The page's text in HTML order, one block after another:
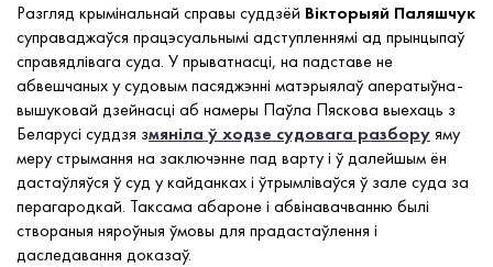
Разгляд крымінальнай справы суддзёй Вікторыяй Паляшчук
суправаджаўся працэсуальнымі адступленнямі ад прынцыпаў
справядлівага суда. У прыватнасці, на падставе не
абвешчаных у судовым пасяджэнні матэрыялаў аператыўна-
вышуковай дзейнасці аб намеры Паўла Пяскова выехаць з
Беларусі суддзя змяніла ў ходзе судовага разборуяму
меру стрымання на заключэнне пад варту і ў далейшым ён
дастаўляўся ў суд у кайданках і ўтрымліваўся ў зале суда за
перагародкай. Таксама абароне і абвінавачванню былі
створаныя няроўныя ўмовы для прадастаўлення і
даследавання доказаў.